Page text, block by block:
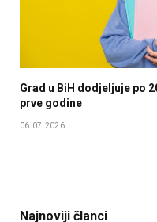
Grad u BiH dodjeljuje po
prve godine
06.07.2026
Najnoviji članci